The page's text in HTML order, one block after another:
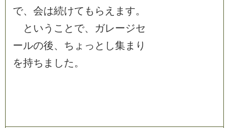
で、 会は続けて も ら え ま す。
と いう こ と で、 ガレージセ
ールの後、 ち ょ っ と し集 ま り
を持ち ま した。